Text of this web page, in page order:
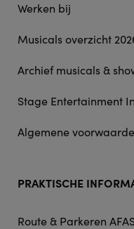
Werken bij
Musicals overzicht
Archief musicals &
Stage Entertainment
Algemene
PRAKTISCHE
Route & Parkeren